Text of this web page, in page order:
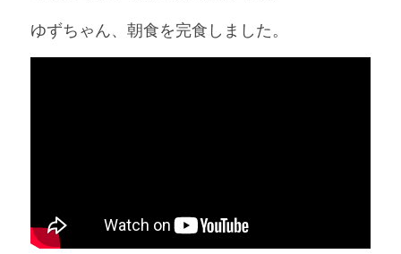
ゆずちゃん、朝食を完食しました。